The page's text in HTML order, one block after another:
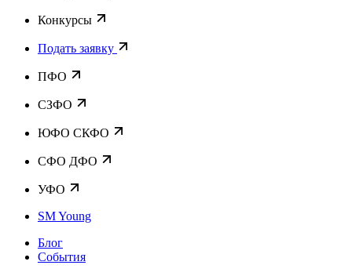
Конкурсы
Подать заявку
ПФО
СЗФО
ЮФО СКФО
CФО ДФО
УФО
SM Young
Блог
События